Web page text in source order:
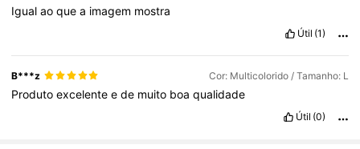
Igualaoquea imagem mostra
Útil (1)
B***z Cor: Multicolorido / Tamanho: L
Produtoexcelenteede muito boaqualidade
Útil (0)